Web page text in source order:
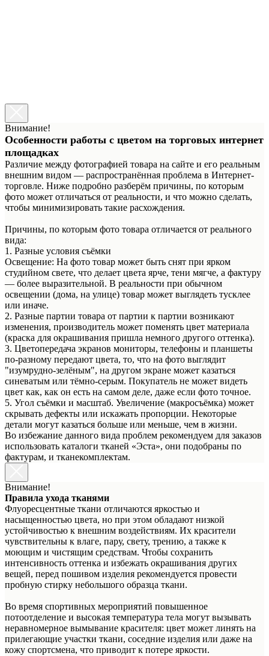
Внимание!
Особенности работы с цветом на торговых интернет
площадках
Различие между фотографией товара на сайте и его реальным
внешним видом — распространённая проблема в Интернет-
торговле. Ниже подробно разберём причины, по которым
фото может отличаться от реальности, и что можно сделать,
чтобы минимизировать такие расхождения.
Причины, по которым фото товара отличается от реального
вида:
1. Разные условия съёмки
Освещение: На фото товар может быть снят при ярком
студийном свете, что делает цвета ярче, тени мягче, а фактуру
— более выразительной. В реальности при обычном
освещении (дома, на улице) товар может выглядеть тусклее
или иначе.
2. Разные партии товара от партии к партии возникают
изменения, производитель может поменять цвет материала
(краска для окрашивания пришла немного другого оттенка).
3. Цветопередача экранов мониторы, телефоны и планшеты
по-разному передают цвета, то, что на фото выглядит
"изумрудно-зелёным", на другом экране может казаться
синеватым или тёмно-серым. Покупатель не может видеть
цвет как, как он есть на самом деле, даже если фото точное.
5. Угол съёмки и масштаб. Увеличение (макросъёмка) может
скрывать дефекты или искажать пропорции. Некоторые
детали могут казаться больше или меньше, чем в жизни.
Во избежание данного вида проблем рекомендуем для заказов
использовать каталоги тканей «Эста», они подобраны по
фактурам, и тканекомплектам.
Внимание!
Правила ухода тканями
Флуоресцентные ткани отличаются яркостью и
насыщенностью цвета, но при этом обладают низкой
устойчивостью к внешним воздействиям. Их красители
чувствительны к влаге, пару, свету, трению, а также к
моющим и чистящим средствам. Чтобы сохранить
интенсивность оттенка и избежать окрашивания других
вещей, перед пошивом изделия рекомендуется провести
пробную стирку небольшого образца ткани.
Во время спортивных мероприятий повышенное
потоотделение и высокая температура тела могут вызывать
неравномерное вымывание красителя: цвет может линять на
прилегающие участки ткани, соседние изделия или даже на
кожу спортсмена, что приводит к потере яркости.